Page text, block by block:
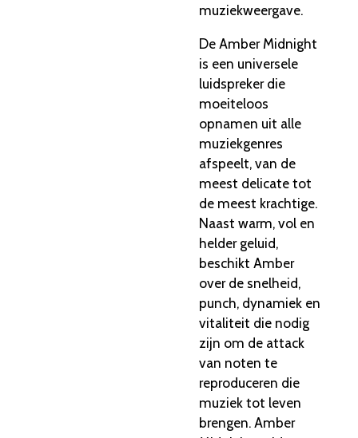
muziekweergave.
De Amber Midnight
is een universele
luidspreker die
moeiteloos
opnamen uit alle
muziekgenres
afspeelt, van de
meest delicate tot
de meest krachtige.
Naast warm, vol en
helder geluid,
beschikt Amber
over de snelheid,
punch, dynamiek en
vitaliteit die nodig
zijn om de attack
van noten te
reproduceren die
muziek tot leven
brengen. Amber